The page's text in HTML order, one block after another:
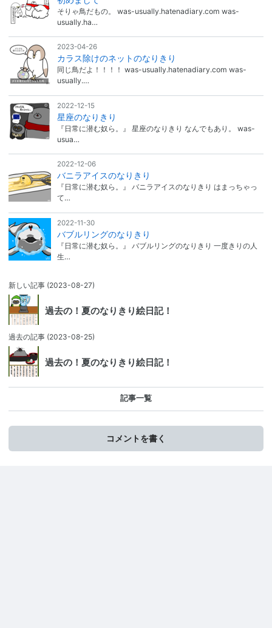
そりゃ鳥だもの。 was-usually.hatenadiary.com was-
usually.ha…
2023-04-26
カラス除けのネットのなりきり
同じ鳥だよ！！！！ was-usually.hatenadiary.com was-
usually.…
2022-12-15
星座のなりきり
『日常に潜む奴ら。』 星座のなりきり なんでもあり。 was-
usua…
2022-12-06
バニラアイスのなりきり
『日常に潜む奴ら。』 バニラアイスのなりきり はまっちゃっ
て…
2022-11-30
バブルリングのなりきり
『日常に潜む奴ら。』 バブルリングのなりきり 一度きりの人
生…
新しい記事 (2023-08-27)
過去の！夏のなりきり絵日記！
過去の記事 (2023-08-25)
過去の！夏のなりきり絵日記！
記事一覧
コメントを書く